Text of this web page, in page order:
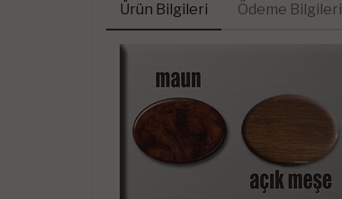
Ürün Bilgileri Ödeme Bilgileri